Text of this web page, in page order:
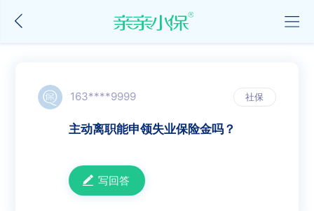
163****9999 社保
主动离职能申领失业保险金吗？
写回答